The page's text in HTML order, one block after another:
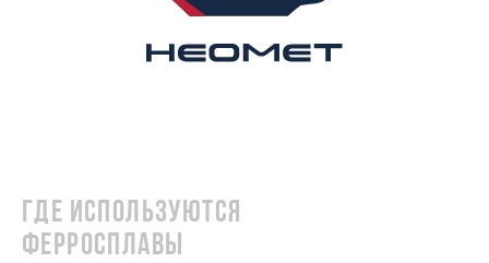
Где используются
ферросплавы